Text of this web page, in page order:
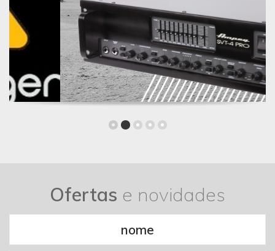
Ofertas e novidades